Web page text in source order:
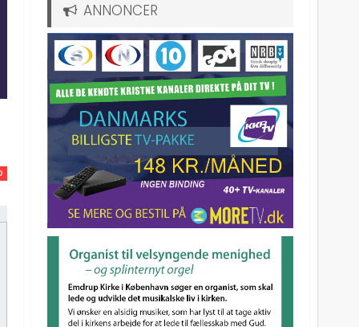
ANNONCER